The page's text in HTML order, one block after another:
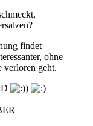
findet
ohne
verloren geht.